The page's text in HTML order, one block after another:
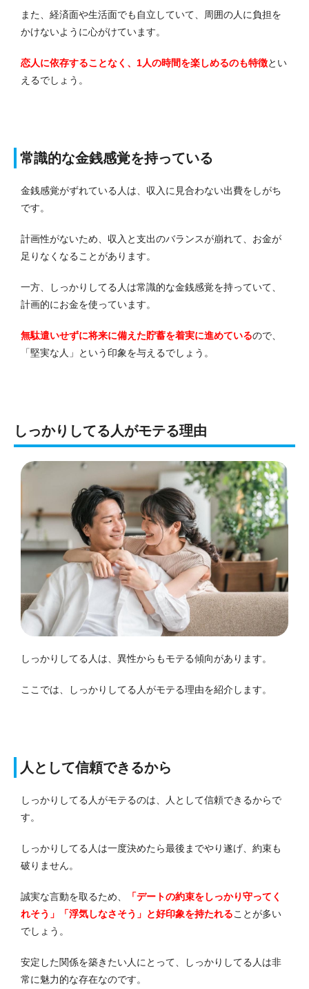
また、経済面や生活面でも自立していて、周囲の人に負担を
かけないように心がけています。
恋人に依存することなく、1人の時間を楽しめるのも特徴とい
えるでしょう。
常識的な金銭感覚を持っている
金銭感覚がずれている人は、収入に見合わない出費をしがち
です。
計画性がないため、収入と支出のバランスが崩れて、お金が
足りなくなることがあります。
一方、しっかりしてる人は常識的な金銭感覚を持っていて、
計画的にお金を使っています。
無駄遣いせずに将来に備えた貯蓄を着実に進めているので、
「堅実な人」という印象を与えるでしょう。
しっかりしてる人がモテる理由
しっかりしてる人は、異性からもモテる傾向があります。
ここでは、しっかりしてる人がモテる理由を紹介します。
人として信頼できるから
しっかりしてる人がモテるのは、人として信頼できるからで
す。
しっかりしてる人は一度決めたら最後までやり遂げ、約束も
破りません。
誠実な言動を取るため、
「デートの約束をしっかり守ってく
れそう」「浮気しなさそう」と好印象を持たれることが多い
でしょう。
安定した関係を築きたい人にとって、しっかりしてる人は非
常に魅力的な存在なのです。